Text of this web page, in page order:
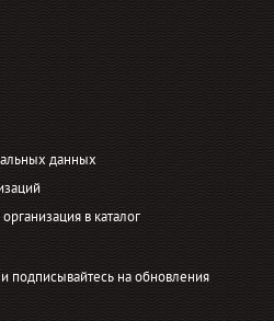
данных
в каталог
подписывайтесь на обновления